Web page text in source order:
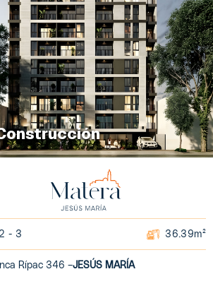
- 3 36.39m²
Rípac 346 –JESÚS MARÍA